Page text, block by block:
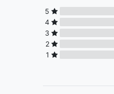
5
4
3
2
1